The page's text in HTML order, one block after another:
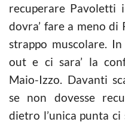
recuperare Pavoletti
dovra’ fare a meno di
strappo muscolare.
out e ci sara’ la
Maio-Izzo. Davanti
se non dovesse
dietro l’unica punta ci